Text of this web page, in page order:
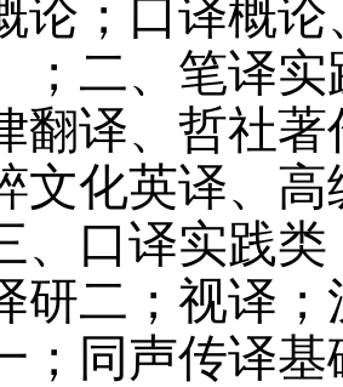
论；口译概
；二、笔译
翻译、哲社
文化英译、
、口译实践
研二；视译
；同声传译